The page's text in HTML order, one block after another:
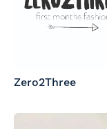
Zero2Three